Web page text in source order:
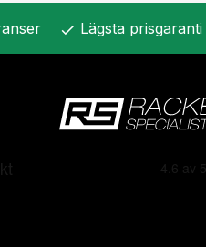
check Lägsta prisgaranti